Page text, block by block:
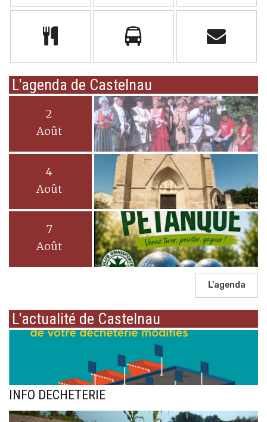
L'agenda de Castelnau
2
Août
4
Août
7
Août
L'agenda
L'actualité de Castelnau
INFO DECHETERIE